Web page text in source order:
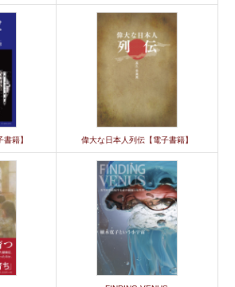
籍】 偉大な日本人列伝【電子書籍】